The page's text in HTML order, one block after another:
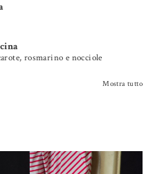
rosmarino e nocciole
Mostra tutto